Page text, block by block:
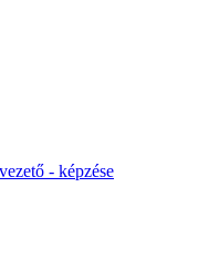
- képzése